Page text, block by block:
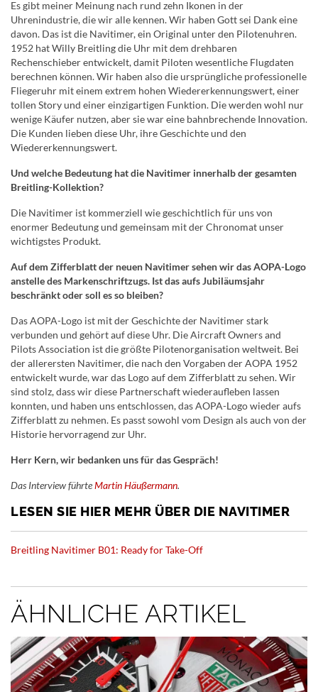
Es gibt meiner Meinung nach rund zehn Ikonen in der
Uhrenindustrie, die wir alle kennen. Wir haben Gott sei Dank eine
davon. Das ist die Navitimer, ein Original unter den Pilotenuhren.
1952 hat Willy Breitling die Uhr mit dem drehbaren
Rechenschieber entwickelt, damit Piloten wesentliche Flugdaten
berechnen können. Wir haben also die ursprüngliche professionelle
Fliegeruhr mit einem extrem hohen Wiedererkennungswert, einer
tollen Story und einer einzigartigen Funktion. Die werden wohl nur
wenige Käufer nutzen, aber sie war eine bahnbrechende Innovation.
Die Kunden lieben diese Uhr, ihre Geschichte und den
Wiedererkennungswert.
Und welche Bedeutung hat die Navitimer innerhalb der gesamten
Breitling-Kollektion?
Die Navitimer ist kommerziell wie geschichtlich für uns von
enormer Bedeutung und gemeinsam mit der Chronomat unser
wichtigstes Produkt.
Auf dem Zifferblatt der neuen Navitimer sehen wir das AOPA-Logo
anstelle des Markenschriftzugs. Ist das aufs Jubiläumsjahr
beschränkt oder soll es so bleiben?
Das AOPA-Logo ist mit der Geschichte der Navitimer stark
verbunden und gehört auf diese Uhr. Die Aircraft Owners and
Pilots Association ist die größte Pilotenorganisation weltweit. Bei
der allerersten Navitimer, die nach den Vorgaben der AOPA 1952
entwickelt wurde, war das Logo auf dem Zifferblatt zu sehen. Wir
sind stolz, dass wir diese Partnerschaft wiederaufleben lassen
konnten, und haben uns entschlossen, das AOPA-Logo wieder aufs
Zifferblatt zu nehmen. Es passt sowohl vom Design als auch von der
Historie hervorragend zur Uhr.
Herr Kern, wir bedanken uns für das Gespräch!
Das Interview führteMartin Häußermann.
LESEN SIE HIER MEHR ÜBER DIE NAVITIMER
Breitling Navitimer B01: Ready for Take-Off
ÄHNLICHE ARTIKEL